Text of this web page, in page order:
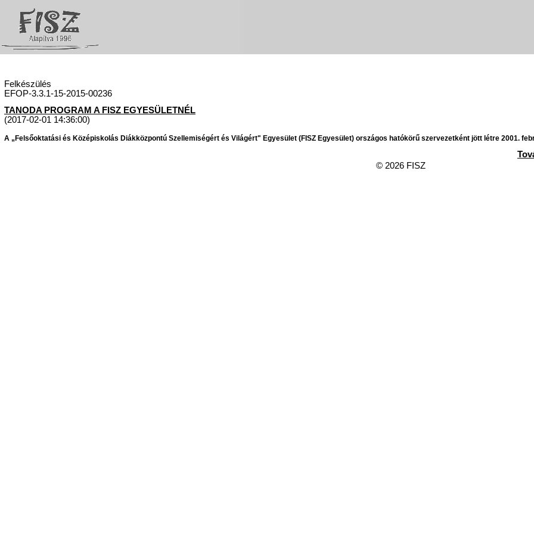
Felkészülés
EFOP-3.3.1-15-2015-00236
TANODA PROGRAM A FISZ EGYESÜLETNÉL
(2017-02-01 14:36:00)
A „Felsőoktatási és Középiskolás Diákközpontú Szellemiségért és Világért" Egyesület (FISZ Egyesület) országos hatókörű szervezetként jött létre 2001.
© 2026 FISZ